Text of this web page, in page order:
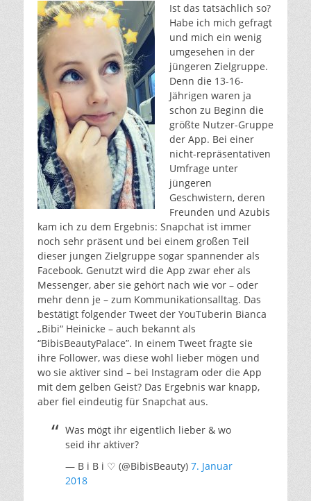
Ist das tatsächlich so?
Habe ich mich gefragt
und mich ein wenig
umgesehen in der
jüngeren Zielgruppe.
Denn die 13-16-
Jährigen waren ja
schon zu Beginn die
größte Nutzer-Gruppe
der App. Bei einer
nicht-repräsentativen
Umfrage unter
jüngeren
Geschwistern, deren
Freunden und Azubis
kam ich zu dem Ergebnis: Snapchat ist immer
noch sehr präsent und bei einem großen Teil
dieser jungen Zielgruppe sogar spannender als
Facebook. Genutzt wird die App zwar eher als
Messenger, aber sie gehört nach wie vor – oder
mehr denn je – zum Kommunikationsalltag. Das
bestätigt folgender Tweet der YouTuberin Bianca
„Bibi“ Heinicke – auch bekannt als
“BibisBeautyPalace”. In einem Tweet fragte sie
ihre Follower, was diese wohl lieber mögen und
wo sie aktiver sind – bei Instagram oder die App
mit dem gelben Geist? Das Ergebnis war knapp,
aber fiel eindeutig für Snapchat aus.
Was mögt ihr eigentlich lieber & wo
seid ihr aktiver?
— B i B i ♡ (@BibisBeauty) 7. Januar
2018